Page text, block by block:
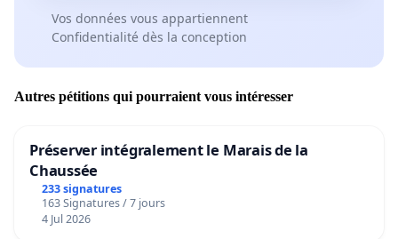
Vos données vous appartiennent
Confidentialité dès la conception
Autres pétitions qui pourraient vous intéresser
Préserver intégralement le Marais de la
Chaussée
233 signatures
163 Signatures / 7 jours
4 Jul 2026